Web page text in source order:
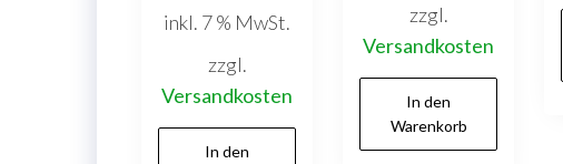
inkl. 7 % MwSt.
zzgl.
Versandkosten
In den
zzgl.
Versandkosten
In den
Warenkorb